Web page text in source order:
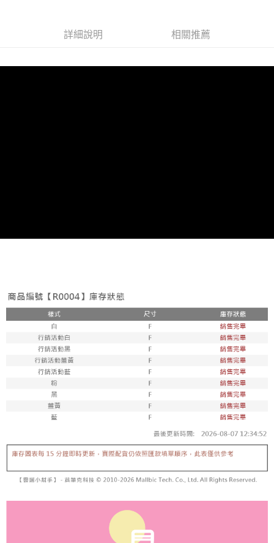
每筆NT$65，滿NT$688(含以上)免運費
每筆NT$65，滿NT$688(含以上)免運費
詳細說明 相關推薦